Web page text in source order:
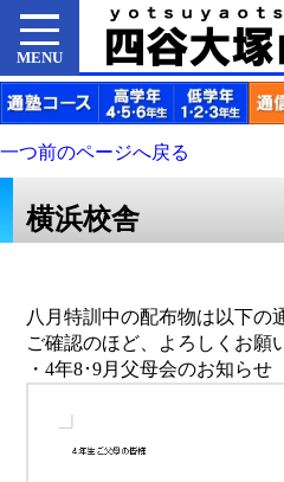
MENU
一つ前のページへ戻る
横浜校舎
八月特訓中の配布物は以下の
ご確認のほど、よろしくお願
・4年8･9月父母会のお知らせ